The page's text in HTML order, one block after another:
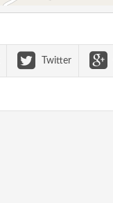
Twitter